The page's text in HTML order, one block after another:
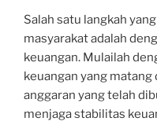
Salah satu langkah
masyarakat adalah
keuangan. Mulailah
keuangan yang
anggaran yang telah
menjaga stabilitas